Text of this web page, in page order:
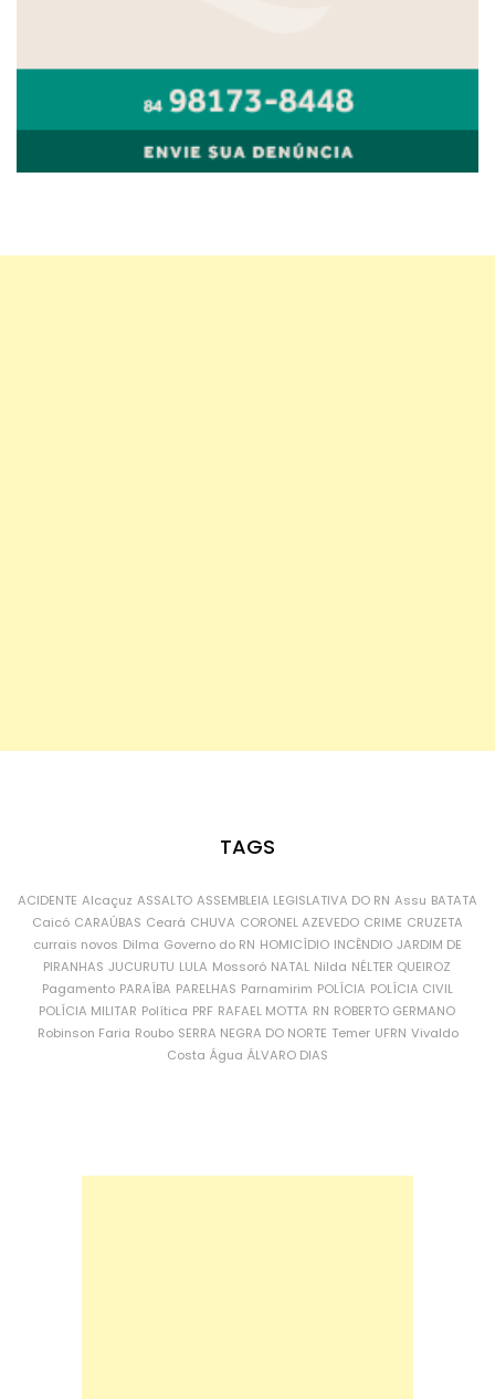
TAGS
ACIDENTE Alcaçuz ASSALTO ASSEMBLEIA LEGISLATIVA DO RN Assu BATATA
Caicó CARAÚBAS Ceará CHUVA CORONEL AZEVEDO CRIME CRUZETA
currais novos Dilma Governo do RN HOMICÍDIO INCÊNDIO JARDIM DE
PIRANHAS JUCURUTU LULA Mossoró NATAL Nilda NÉLTER QUEIROZ
Pagamento PARAÍBA PARELHAS Parnamirim POLÍCIA POLÍCIA CIVIL
POLÍCIA MILITAR Política PRF RAFAEL MOTTA RN ROBERTO GERMANO
Robinson Faria Roubo SERRA NEGRA DO NORTE Temer UFRN Vivaldo
Costa Água ÁLVARO DIAS